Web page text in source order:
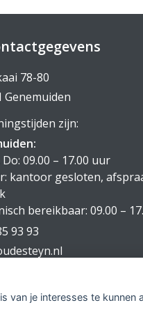
van je interesses te kunnen
78-80
Genemuiden
zijn:
09.00 – 17.00 uur
kantoor gesloten,
bereikbaar: 09.00 –
93 93